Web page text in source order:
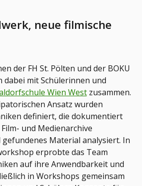
neue filmische
der FH St. Pölten und der BOKU
dabei mit Schülerinnen und
Wien Westzusammen.
Ansatz wurden
definiert, die dokumentiert
und Medienarchive
Material analysiert. In
erprobte das Team
auf ihre Anwendbarkeit und
in Workshops gemeinsam